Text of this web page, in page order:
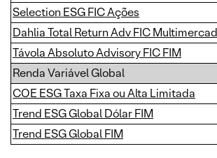
Selection ESG FIC Ações
Dahlia Total Return Adv FIC
Távola Absoluto Advisory FIC FIM
Renda Variável Global
COE ESG Taxa Fixa ou Alta Limitada
Trend ESG Global Dólar FIM
Trend ESG Global FIM